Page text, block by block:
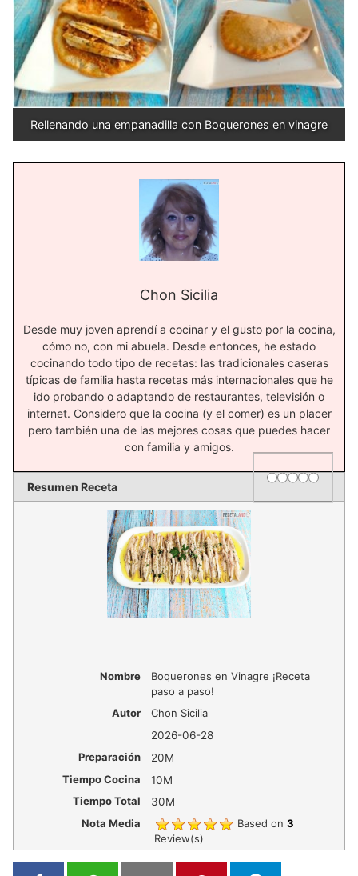
Rellenando una empanadilla con Boquerones en vinagre
Chon Sicilia
Desde muy joven aprendí a cocinar y el gusto por la cocina,
cómo no, con mi abuela. Desde entonces, he estado
cocinando todo tipo de recetas: las tradicionales caseras
típicas de familia hasta recetas más internacionales que he
ido probando o adaptando de restaurantes, televisión o
internet. Considero que la cocina (y el comer) es un placer
pero también una de las mejores cosas que puedes hacer
con familia y amigos.
Resumen Receta
Rating
1 star
2 stars
3 stars
4 stars
5
Nombre
Boquerones en Vinagre ¡Receta
paso a paso!
Autor
Chon Sicilia
2026-06-28
Preparación
20M
Tiempo Cocina
10M
Tiempo Total
30M
Nota Media
Based on3
Review(s)